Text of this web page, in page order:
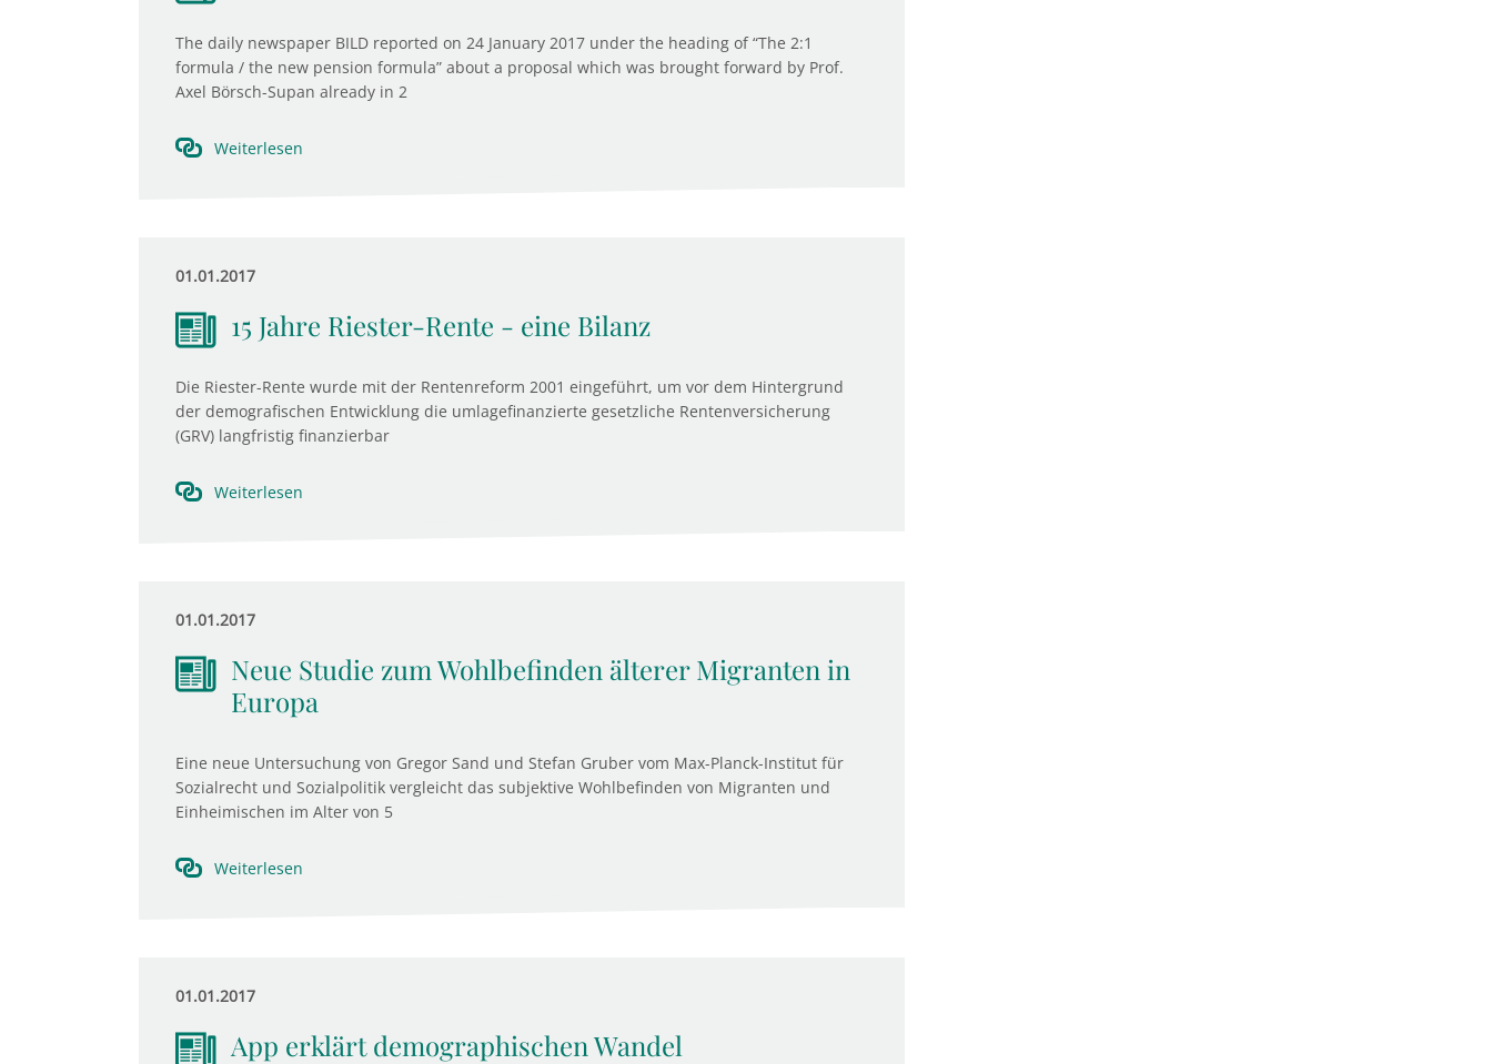
The daily newspaper BILD reported on 24 January 2017 under the heading of “The 2:1
formula / the new pension formula” about a proposal which was brought forward by Prof.
Axel Börsch-Supan already in 2
Weiterlesen
01.01.2017
15 Jahre Riester-Rente - eine Bilanz
Die Riester-Rente wurde mit der Rentenreform 2001 eingeführt, um vor dem Hintergrund
der demografischen Entwicklung die umlagefinanzierte gesetzliche Rentenversicherung
(GRV) langfristig finanzierbar
Weiterlesen
01.01.2017
Neue Studie zum Wohlbefinden älterer Migranten in
Europa
Eine neue Untersuchung von Gregor Sand und Stefan Gruber vom Max-Planck-Institut für
Sozialrecht und Sozialpolitik vergleicht das subjektive Wohlbefinden von Migranten und
Einheimischen im Alter von 5
Weiterlesen
01.01.2017
App erklärt demographischen Wandel